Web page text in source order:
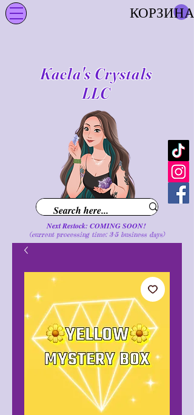
КОРЗИНА
Kaela's Crystals
LLC
Next Restock: COMING SOON!
(current processing time: 3-5 business days)